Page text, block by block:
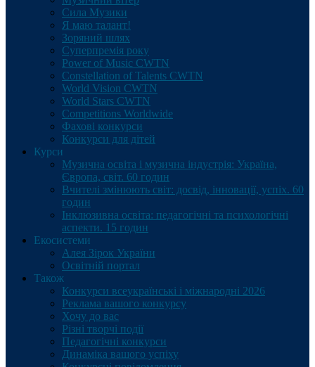
Сила Музики
Я маю талант!
Зоряний шлях
Суперпремія року
Power of Music CWTN
Constellation of Talents CWTN
World Vision CWTN
World Stars CWTN
Competitions Worldwide
Фахові конкурси
Конкурси для дітей
Курси
Музична освіта і музична індустрія: Україна,
Європа, світ. 60 годин
Вчителі змінюють світ: досвід, інновації, успіх. 60
годин
Інклюзивна освіта: педагогічні та психологічні
аспекти. 15 годин
Екосистеми
Алея Зірок України
Освітній портал
Також
Конкурси всеукраїнські і міжнародні 2026
Реклама вашого конкурсу
Хочу до вас
Різні творчі події
Педагогічні конкурси
Динаміка вашого успіху